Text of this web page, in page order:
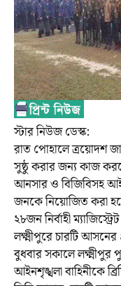
স্টার নিউজ ডেস্ক:
রাত পোহালে ত্রয়োদশ
সুষ্ঠু করার জন্য কাজ
আনসার ও বিজিবিসহ
জনকে নিয়োজিত করা
২৮জন নির্বাহী
লক্ষ্মীপুরে চারটি
বুধবার সকালে লক্ষ্মীপুর
আইনশৃঙ্খলা বাহিনীকে